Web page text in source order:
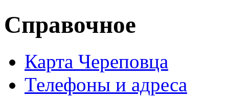
Справочное
Карта Череповца
Телефоны и адреса